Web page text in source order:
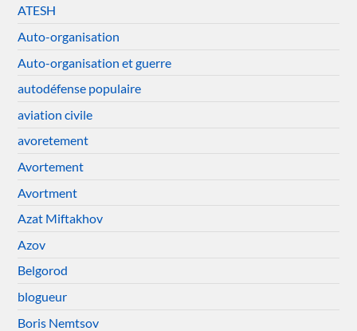
ATESH
Auto-organisation
Auto-organisation et guerre
autodéfense populaire
aviation civile
avoretement
Avortement
Avortment
Azat Miftakhov
Azov
Belgorod
blogueur
Boris Nemtsov